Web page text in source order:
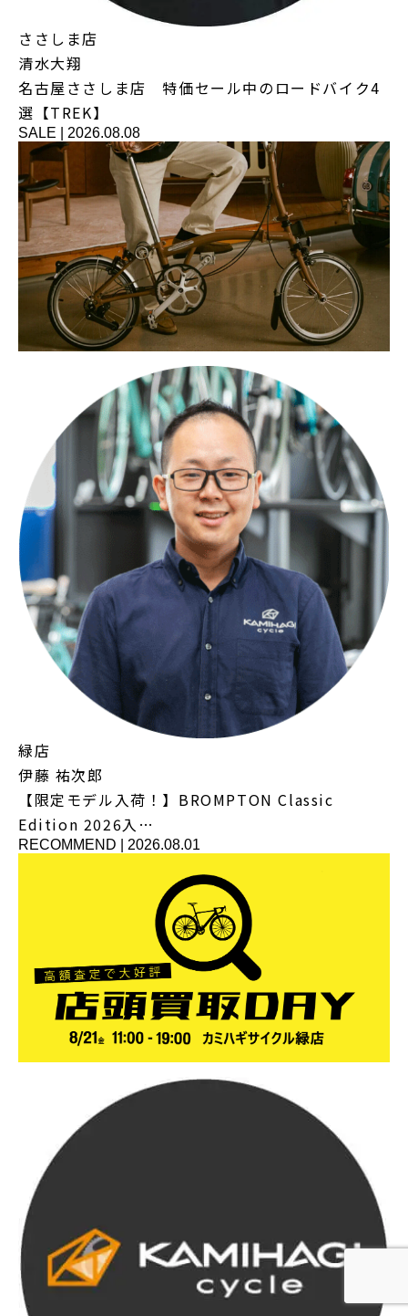
ささしま店
清水大翔
名古屋ささしま店 特価セール中のロードバイク4
選【TREK】
SALE 2026.08.08
緑店
伊藤 祐次郎
【限定モデル入荷！】BROMPTON Classic
Edition 2026入…
RECOMMEND 2026.08.01